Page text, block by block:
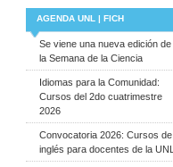
AGENDA UNL | FICH
Se viene una nueva edición de
la Semana de la Ciencia
Idiomas para la Comunidad:
Cursos del 2do cuatrimestre
2026
Convocatoria 2026: Cursos de
inglés para docentes de la UNL